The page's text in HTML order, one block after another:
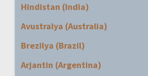
Hindistan (India)
Avustralya (Australia)
Brezilya (Brazil)
Arjantin (Argentina)